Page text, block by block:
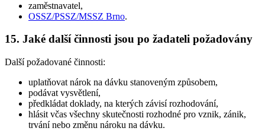
zaměstnavatel,
OSSZ/PSSZ/MSSZ Brno.
15. Jaké další činnosti jsou po žadateli požadovány
Další požadované činnosti:
uplatňovat nárok na dávku stanoveným způsobem,
podávat vysvětlení,
předkládat doklady, na kterých závisí rozhodování,
hlásit včas všechny skutečnosti rozhodné pro vznik, zánik,
trvání nebo změnu nároku na dávku.